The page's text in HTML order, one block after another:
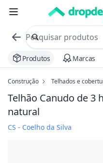
commerce search no
Procurar
Produtos Marcas
Construção Telhados e
Telhão Canudo de 3
natural
CS - Coelho da Silva